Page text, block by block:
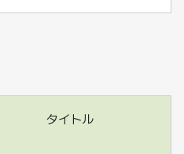
タイトル